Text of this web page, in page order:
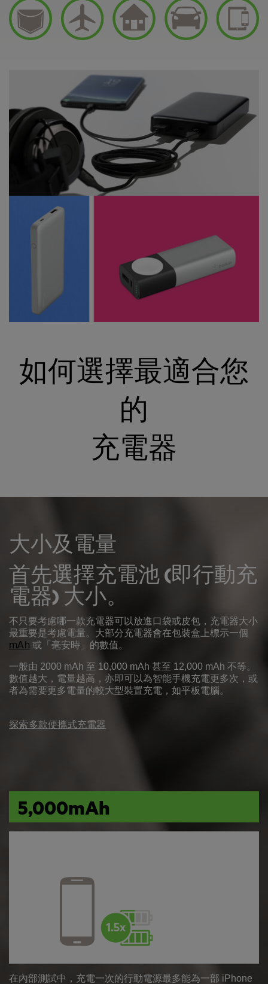
如何選擇最適合您
的
充電器
大小及電量
首先選擇充電池 (即行動充
電器) 大小。
不只要考慮哪一款充電器可以放進口袋或皮包，充電器大小
最重要是考慮電量。大部分充電器會在包裝盒上標示一個
mAh 或「毫安時」的數值。
一般由 2000 mAh 至 10,000 mAh 甚至 12,000 mAh 不等。
數值越大，電量越高，亦即可以為智能手機充電更多次，或
者為需要更多電量的較大型裝置充電，如平板電腦。
探索多款便攜式充電器
5,000mAh
在內部測試中，充電一次的行動電源最多能為一部 iPhone